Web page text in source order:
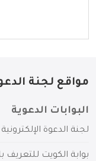
مواقع لجنة
البوابات الدعوية
لجنة الدعوة الإلكترونية
بوابة الكويت للتعريف